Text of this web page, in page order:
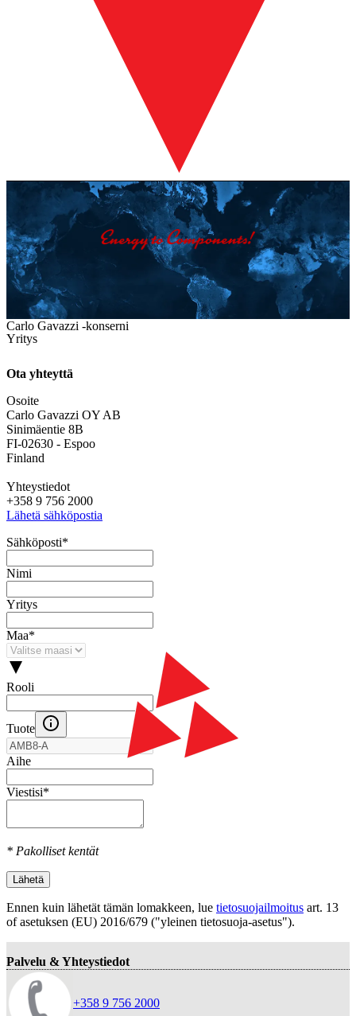
Carlo Gavazzi -konserni
Yritys
Ota yhteyttä
Osoite
Carlo Gavazzi OY AB
Sinimäentie 8B
FI-02630 - Espoo
Finland
Yhteystiedot
+358 9 756 2000
Lähetä sähköpostia
Sähköposti*
Nimi
Yritys
Maa*
Rooli
Tuote
Aihe
Viestisi*
* Pakolliset kentät
Lähetä
Ennen kuin lähetät tämän lomakkeen, lue tietosuojailmoitus art. 13
оf asetuksen (EU) 2016/679 ("yleinen tietosuoja-asetus").
Palvelu & Yhteystiedot
+358 9 756 2000